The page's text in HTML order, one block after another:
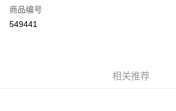
Apple Pay
商品编号
549441
相关推荐